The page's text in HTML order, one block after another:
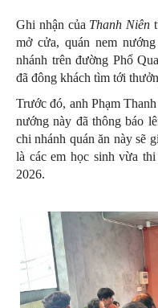
Ghi nhận của Thanh Niên
mở cửa, quán nem
nhánh trên đường Phổ
đã đông khách tìm tới
Trước đó, anh Phạm
nướng này đã thông báo
chi nhánh quán ăn này sẽ
là các em học sinh vừa
2026.